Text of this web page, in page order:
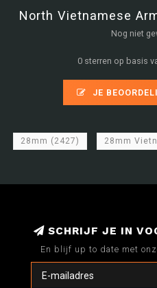
North Vietnamese
Nog niet
0 sterren op basis
JE
28mm (2427) 28mm
SCHRIJF JE IN
En blijf up to date met